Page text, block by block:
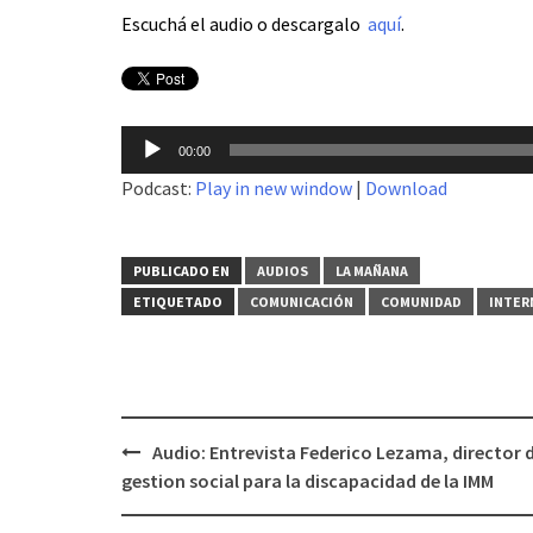
Escuchá el audio o descargalo aquí.
Reproductor
de
audio
00:00
Podcast: Play in new window | Download
PUBLICADO EN AUDIOS
LA MAÑANA
ETIQUETADO
COMUNICACIÓN COMUNIDAD
Navegación
de
Audio: Entrevista Federico Lezama, director
gestion social para la discapacidad de la IMM